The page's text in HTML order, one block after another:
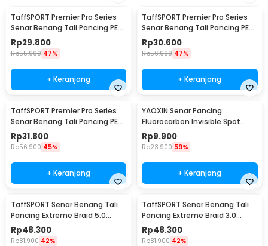
TaffSPORT Premier Pro Series
Senar Benang Tali Pancing PE
Braided 300M 0.33mm
Rp29.800
Rp55.900 47%
+ Keranjang
TaffSPORT Premier Pro Series
Senar Benang Tali Pancing PE
Braided 300M 0.23mm
Rp30.600
Rp56.900 47%
+ Keranjang
TaffSPORT Premier Pro Series
Senar Benang Tali Pancing PE
Braided 300M 0.14mm
Rp31.800
Rp56.900 45%
+ Keranjang
YAOXIN Senar Pancing
Fluorocarbon Invisible Spot
Fishing Line 100M 4.0 - OY0068
Rp9.900
Rp23.900 59%
+ Keranjang
TaffSPORT Senar Benang Tali
Pancing Extreme Braid 5.0
500M - FM-PEL
Rp48.300
Rp81.900 42%
TaffSPORT Senar Benang Tali
Pancing Extreme Braid 3.0
500M - FM-PEL
Rp48.300
Rp81.900 42%